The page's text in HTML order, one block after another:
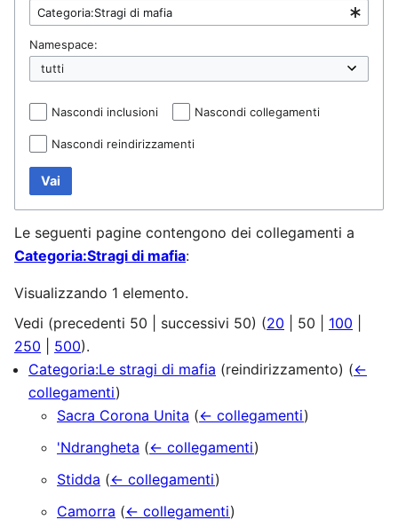
Namespace:
Nascondi inclusioni Nascondi collegamenti
Nascondi reindirizzamenti
Vai
Le seguenti pagine contengono dei collegamenti a
Categoria:Stragi di mafia:
Visualizzando 1 elemento.
Vedi (precedenti 50 successivi 50) (20 50 100
250
500).
Categoria:Le stragi di mafia (reindirizzamento) (←
collegamenti)
Sacra Corona Unita (← collegamenti)
'Ndrangheta (← collegamenti)
Stidda (← collegamenti)
Camorra (← collegamenti)